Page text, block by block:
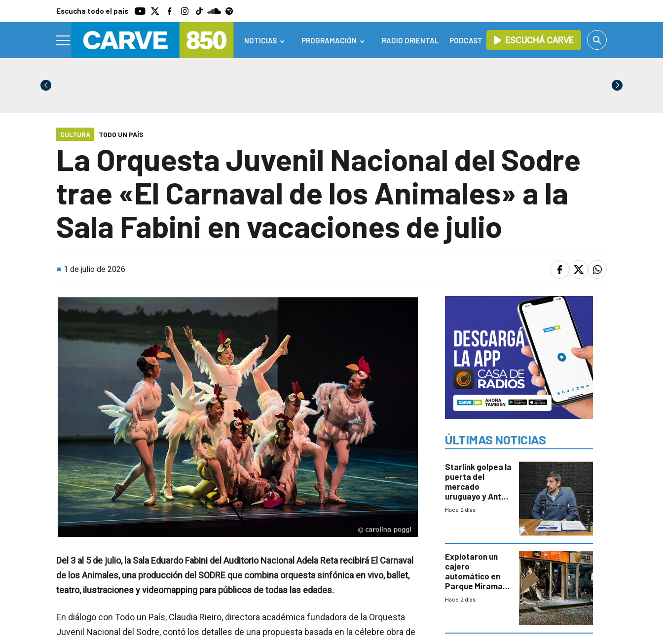
Escucha todo el país
NOTICIAS PROGRAMACIÓN RADIO ORIENTAL PODCAST ESCUCHÁ CARVE
CULTURA TODO UN PAÍS
La Orquesta Juvenil Nacional del Sodre
trae «El Carnaval de los Animales» a la
Sala Fabini en vacaciones de julio
1 de julio de 2026
Del 3 al 5 de julio, la Sala Eduardo Fabini del Auditorio Nacional Adela Reta recibirá El Carnaval
de los Animales, una producción del SODRE que combina orquesta sinfónica en vivo, ballet,
teatro, ilustraciones y videomapping para públicos de todas las edades.
En diálogo con Todo un País, Claudia Rieiro, directora académica fundadora de la Orquesta
Juvenil Nacional del Sodre, contó los detalles de una propuesta basada en la célebre obra de
ÚLTIMAS NOTICIAS
Starlink golpea la
puerta del
mercado
uruguayo y Antel
responde:
con mayor
miedo”
Hace 2 días
Explotaron un
cajero
automático en
Parque Miramar;
hay 3 detenidos
Hace 2 días